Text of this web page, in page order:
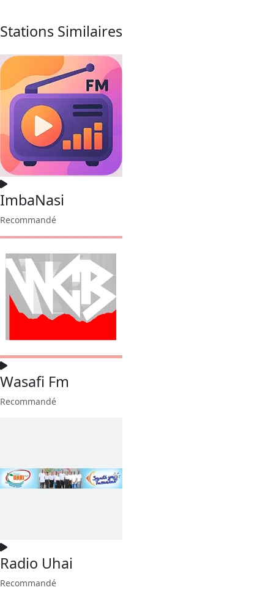
Stations Similaires
ImbaNasi
Recommandé
Wasafi Fm
Recommandé
Radio Uhai
Recommandé